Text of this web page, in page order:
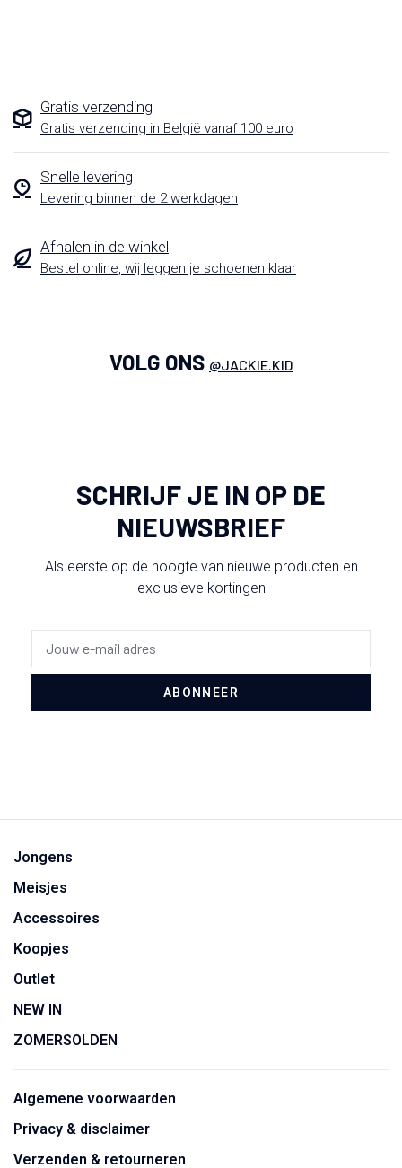
Gratis verzending
Gratis verzending in België vanaf 100 euro
Snelle levering
Levering binnen de 2 werkdagen
Afhalen in de winkel
Bestel online, wij leggen je schoenen klaar
VOLG ONS @JACKIE.KID
SCHRIJF JE IN OP DE
NIEUWSBRIEF
Als eerste op de hoogte van nieuwe producten en
exclusieve kortingen
ABONNEER
Jongens
Meisjes
Accessoires
Koopjes
Outlet
NEW IN
ZOMERSOLDEN
Algemene voorwaarden
Privacy & disclaimer
Verzenden & retourneren